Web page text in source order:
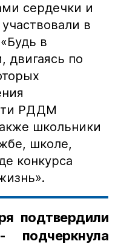
сердечки и
в
в
двигаясь по
РДДМ
школьники
школе,
конкурса
подтвердили